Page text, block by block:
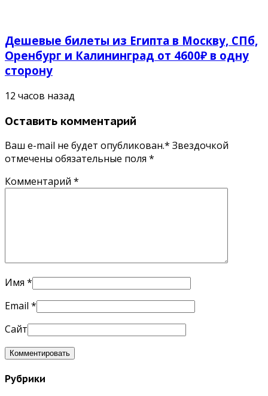
Дешевые билеты из Египта в Москву, СПб,
Оренбург и Калининград от 4600₽ в одну
сторону
12 часов назад
Оставить комментарий
Ваш e-mail не будет опубликован.* Звездочкой
отмечены обязательные поля *
Комментарий *
Имя *
Email *
Сайт
Рубрики